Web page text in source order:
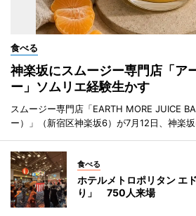
食べる
神楽坂にスムージー専門店「ア
ー」ソムリエ経験生かす
スムージー専門店「EARTH MORE JUICE
ー）」（新宿区神楽坂6）が7月12日、神楽坂
食べる
ホテルメトロポリタン エ
り」 750人来場